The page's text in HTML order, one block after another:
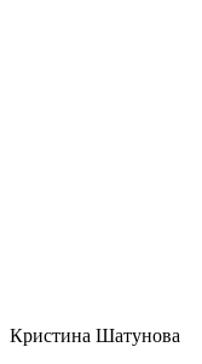
Кристина Шатунова